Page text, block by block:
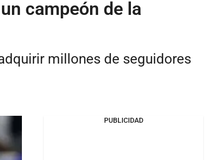
campeón de la
millones de seguidores
PUBLICIDAD